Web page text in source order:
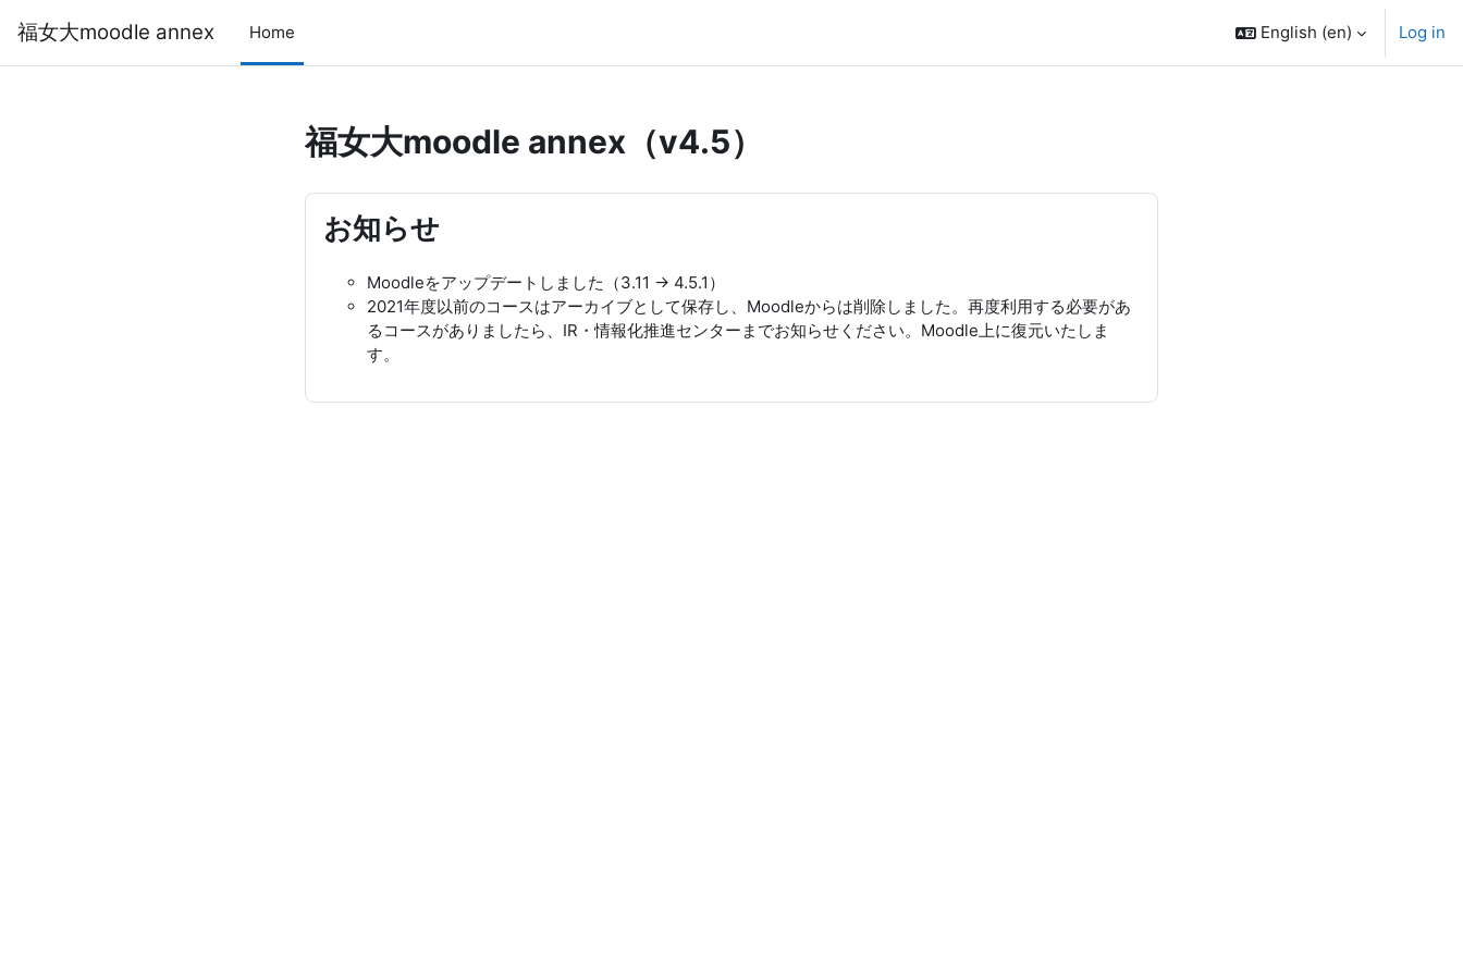
福女大moodle annex Home English ‎(en)‎ Log in
福女大moodle annex（v4.5）
お知らせ
Moodleをアップデートしました（3.11 -> 4.5.1）
2021年度以前のコースはアーカイブとして保存し、Moodleからは削除しました。再度利用する必要があ
るコースがありましたら、IR・情報化推進センターまでお知らせください。Moodle上に復元いたしま
す。